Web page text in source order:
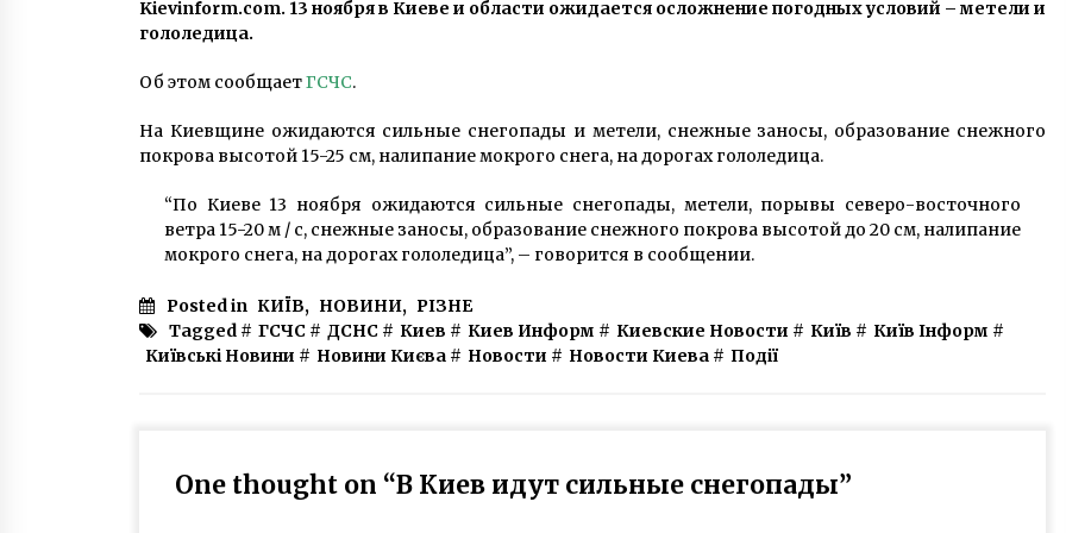
7 років ago
5 років ago
відбудеться екологічний
7 років ago
трамваї і перекриють проспект
Перемоги
7 років ago
ідеї переїзду з Банкової
7 років ago
Kievinform.com. 13 ноября в Киеве и области ожидается осложнение погодных условий – метели и
гололедица.
Об этом сообщаетГСЧС.
На Киевщине ожидаются сильные снегопады и метели, снежные заносы, образование снежного
покрова высотой 15-25 см, налипание мокрого снега, на дорогах гололедица.
“По Киеве 13 ноября ожидаются сильные снегопады, метели, порывы северо-восточного
ветра 15-20 м / с, снежные заносы, образование снежного покрова высотой до 20 см, налипание
мокрого снега, на дорогах гололедица”, – говорится в сообщении.
Posted in КИЇВ, НОВИНИ, РІЗНЕ
Tagged # ГСЧС # ДСНС # Киев # Киев Информ # Киевские Новости # Київ # Київ Інформ #
Київські Новини # Новини Києва # Новости # Новости Киева # Події
One thought on “В Киев идут сильные снегопады”